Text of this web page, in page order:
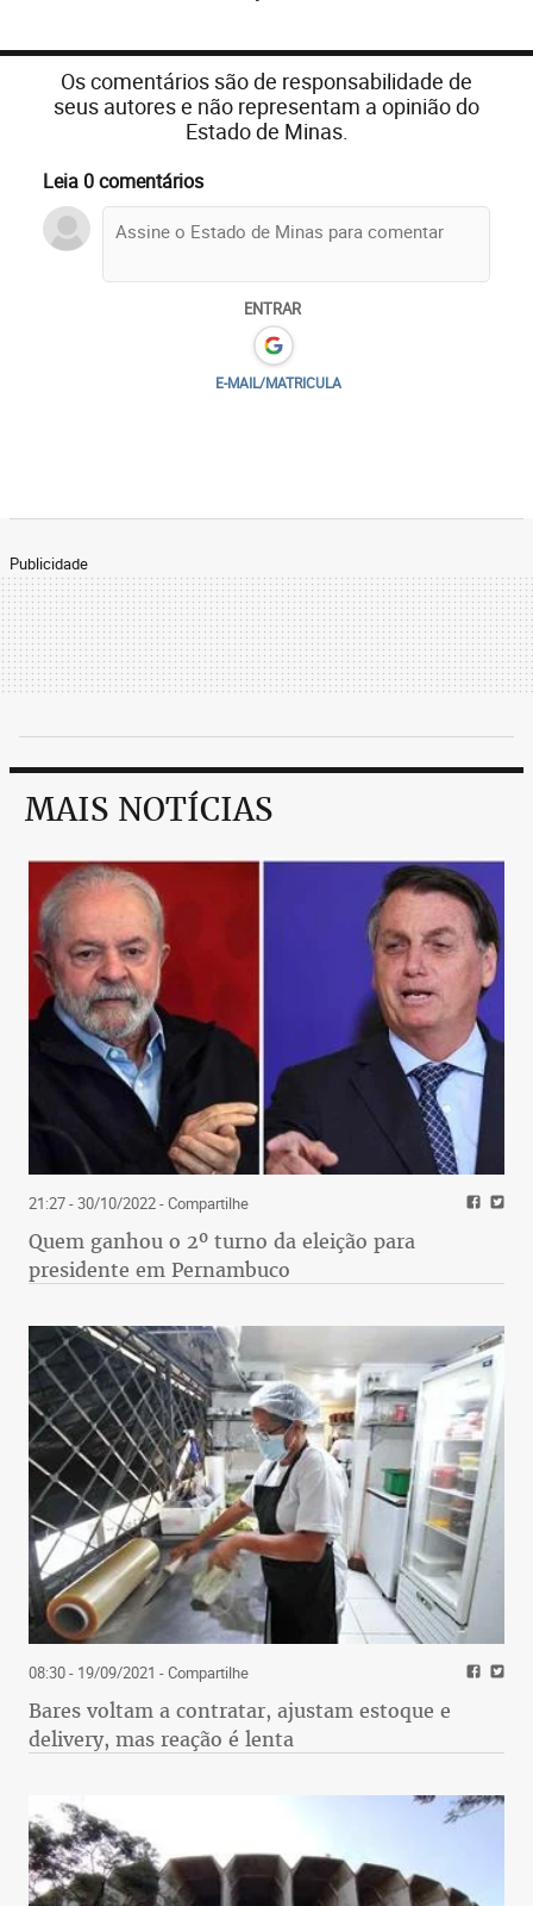
Os comentários são de responsabilidade de
seus autores e não representam a opinião do
Estado de Minas.
Leia 0 comentários
ENTRAR
E-MAIL/MATRICULA
Publicidade
MAIS NOTÍCIAS
21:27 - 30/10/2022- Compartilhe
Quem ganhou o 2º turno da eleição para
presidente em Pernambuco
08:30 - 19/09/2021 - Compartilhe
Bares voltam a contratar, ajustam estoque e
delivery, mas reação é lenta